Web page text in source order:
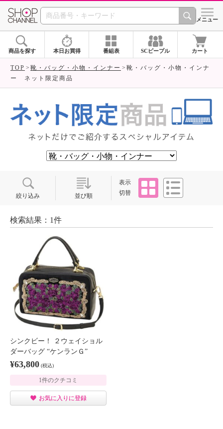
SHOP CHANNEL ショッ
メニュー
商品を探す 本日お買得 番組表 SCピープル カート
TOP 靴・バッグ・小物・インナー
靴・バッグ・小物・インナ
ー ネット限定商品
絞り込み 並び順
表示
切替
タイル
検索結果：1件
シンクビー！ ２ウェイショル
ダーバッグ “ケンランＧ”
¥63,800 (税込)
1件のクチコミ
お気に入りに登録